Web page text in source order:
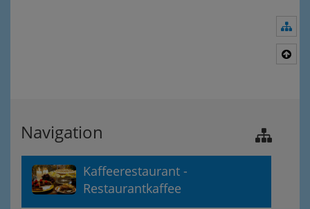
Navigation
Kaffeerestaurant -
Restaurantkaffee